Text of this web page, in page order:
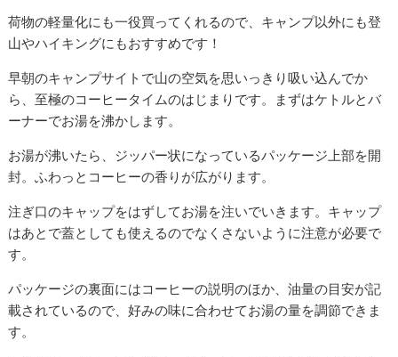
荷物の軽量化にも一役買ってくれるので、キャンプ以外にも登
山やハイキングにもおすすめです！
早朝のキャンプサイトで山の空気を思いっきり吸い込んでか
ら、至極のコーヒータイムのはじまりです。まずはケトルとバ
ーナーでお湯を沸かします。
お湯が沸いたら、ジッパー状になっているパッケージ上部を開
封。ふわっとコーヒーの香りが広がります。
注ぎ口のキャップをはずしてお湯を注いでいきます。キャップ
はあとで蓋としても使えるのでなくさないように注意が必要で
す。
パッケージの裏面にはコーヒーの説明のほか、油量の目安が記
載されているので、好みの味に合わせてお湯の量を調節できま
す。